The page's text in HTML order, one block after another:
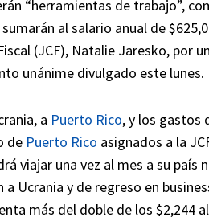
“herramientas de trabajo”,
al salario anual de
(JCF), Natalie Jaresko, por
unánime divulgado este lunes.
a Puerto Rico, y los gastos
de Puerto Rico asignados a la
viajar una vez al mes a su país
a Ucrania y de regreso en
más del doble de los $2,244